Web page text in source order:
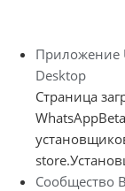
Приложение
Desktop
Страница
Сообщество